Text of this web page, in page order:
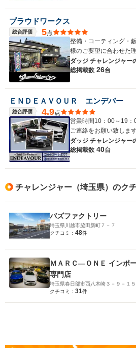
プラウドワークス
総合評価 5点
整備・コーティング・
様のご要望に合わせた
ダッジ チャレンジャー
総掲載数 26台
ＥＮＤＥＡＶＯＵＲ エンデバー
総合評価 4.9点
営業時間10：00～19
ご連絡をお願い致します
ダッジ チャレンジャー
総掲載数 40台
チャレンジャー（埼玉県）のク
バズファクトリー
埼玉県川越市脇田新町７－７
クチコミ： 48件
ＭＡＲＣ―ＯＮＥ インポ
専門店
埼玉県春日部市西八木崎３－９－１５
クチコミ： 31件